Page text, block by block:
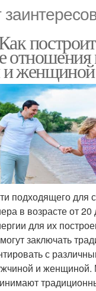
женщиной
подходящего для
в возрасте от
для их
заключать
с
и